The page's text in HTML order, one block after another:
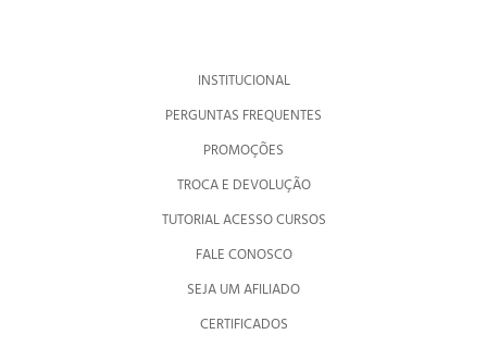
INSTITUCIONAL
PERGUNTAS FREQUENTES
PROMOÇÕES
TROCA E DEVOLUÇÃO
TUTORIAL ACESSO CURSOS
FALE CONOSCO
SEJA UM AFILIADO
CERTIFICADOS